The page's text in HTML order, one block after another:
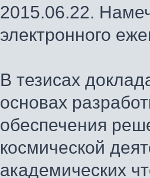
2015.06.22.
электронного
В тезисах
основах
обеспечения
космической
академических